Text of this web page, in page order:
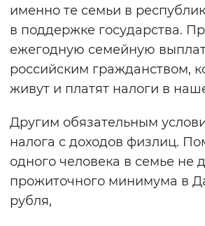
именно те семьи в
в поддержке государства.
ежегодную семейную
российским гражданством,
живут и платят налоги в
Другим обязательным
налога с доходов физлиц.
одного человека в семье не
прожиточного минимума в
рубля,